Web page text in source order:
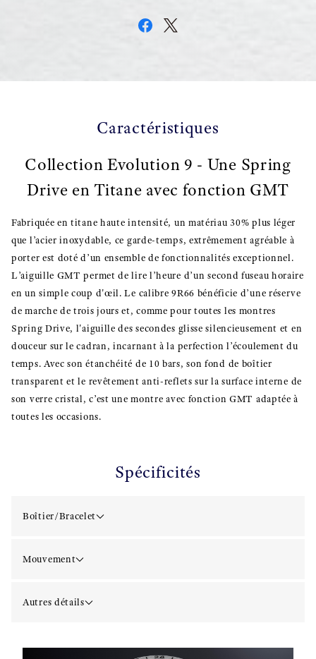
Caractéristiques
Collection Evolution 9 - Une Spring
Drive en Titane avec fonction GMT
Fabriquée en titane haute intensité, un matériau 30% plus léger
que l’acier inoxydable, ce garde-temps, extrêmement agréable à
porter est doté d’un ensemble de fonctionnalités exceptionnel.
L’aiguille GMT permet de lire l’heure d’un second fuseau horaire
en un simple coup d'œil. Le calibre 9R66 bénéficie d’une réserve
de marche de trois jours et, comme pour toutes les montres
Spring Drive, l'aiguille des secondes glisse silencieusement et en
douceur sur le cadran, incarnant à la perfection l’écoulement du
temps. Avec son étanchéité de 10 bars, son fond de boîtier
transparent et le revêtement anti-reflets sur la surface interne de
son verre cristal, c’est une montre avec fonction GMT adaptée à
toutes les occasions.
Spécificités
Boîtier/Bracelet
Mouvement
Autres détails